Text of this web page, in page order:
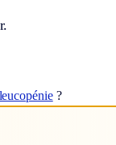
leucopénie?